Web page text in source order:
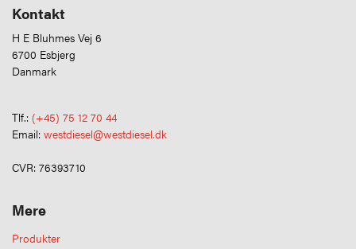
Kontakt
H E Bluhmes Vej 6
6700 Esbjerg
Danmark
Tlf.: (+45) 75 12 70 44
Email: westdiesel@westdiesel.dk
CVR: 76393710
Mere
Produkter